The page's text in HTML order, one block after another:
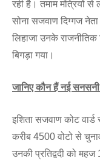
रही है। तमाम मंत्रियों
सोना सजवाण दिग्गज
लिहाजा उनके
बिगड़ा गया।
जानिए कौन हैं नई
इशिता सजवाण कोट वार्ड
करीब 4500 वोटो से
उनकी प्रतिद्वदी को